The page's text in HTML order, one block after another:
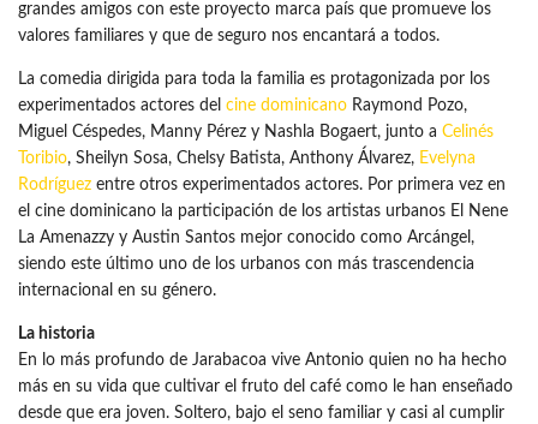
grandes amigos con este proyecto marca país que promueve los
valores familiares y que de seguro nos encantará a todos.
La comedia dirigida para toda la familia es protagonizada por los
experimentados actores del cine dominicano Raymond Pozo,
Miguel Céspedes, Manny Pérez y Nashla Bogaert, junto a Celinés
Toribio, Sheilyn Sosa, Chelsy Batista, Anthony Álvarez, Evelyna
Rodríguez entre otros experimentados actores. Por primera vez en
el cine dominicano la participación de los artistas urbanos El Nene
La Amenazzy y Austin Santos mejor conocido como Arcángel,
siendo este último uno de los urbanos con más trascendencia
internacional en su género.
La historia
En lo más profundo de Jarabacoa vive Antonio quien no ha hecho
más en su vida que cultivar el fruto del café como le han enseñado
desde que era joven. Soltero, bajo el seno familiar y casi al cumplir